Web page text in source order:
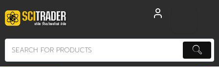
to
content